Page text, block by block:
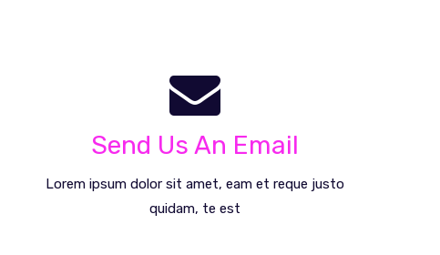
Send Us An Email
Lorem ipsum dolor sit amet, eam et reque justo
quidam, te est
We're Standing By!